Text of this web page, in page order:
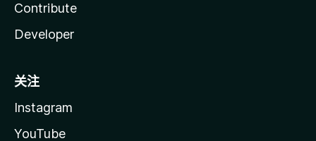
Contribute
Developer
关注
Instagram
YouTube